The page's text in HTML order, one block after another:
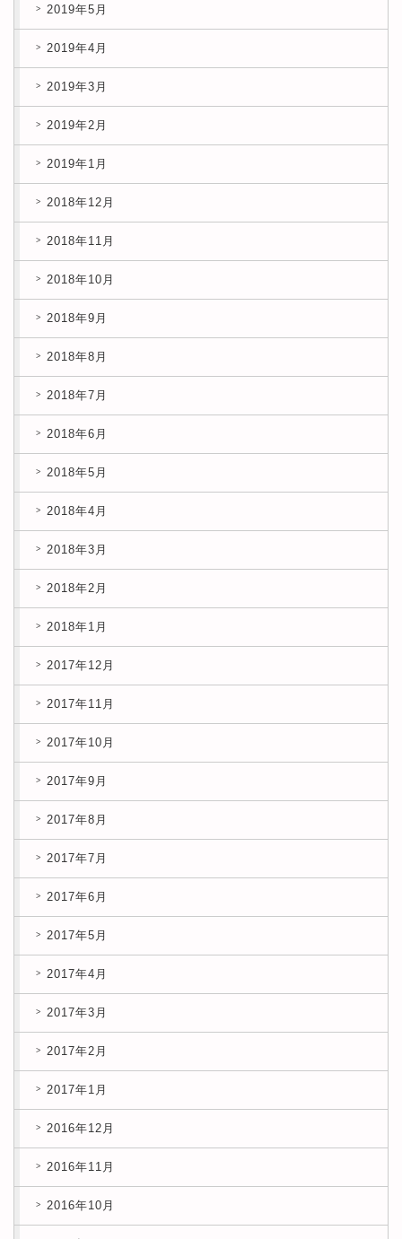
2019年5月
2019年4月
2019年3月
2019年2月
2019年1月
2018年12月
2018年11月
2018年10月
2018年9月
2018年8月
2018年7月
2018年6月
2018年5月
2018年4月
2018年3月
2018年2月
2018年1月
2017年12月
2017年11月
2017年10月
2017年9月
2017年8月
2017年7月
2017年6月
2017年5月
2017年4月
2017年3月
2017年2月
2017年1月
2016年12月
2016年11月
2016年10月